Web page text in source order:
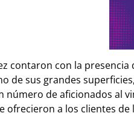
contaron con la
de sus grandes
número de aficionados al
ofrecieron a los clientes de